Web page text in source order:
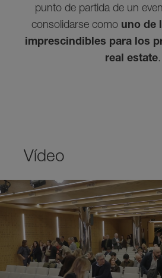
punto de partida de un
consolidarse como uno de
imprescindibles para los
real estate.
Vídeo